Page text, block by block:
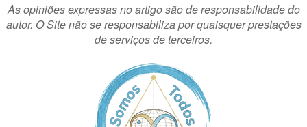
As opiniões expressas no artigo são de responsabilidade do
autor. O Site não se responsabiliza por quaisquer prestações
de serviços de terceiros.